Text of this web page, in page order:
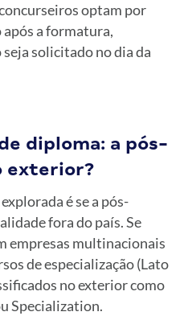
optam por
após a formatura,
solicitado no dia da
diploma: a pós-
exterior?
é se a pós-
fora do país. Se
empresas multinacionais
de especialização (Lato
no exterior como
Specialization.